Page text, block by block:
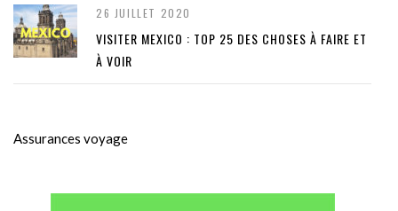
26 JUILLET 2020
VISITER MEXICO : TOP 25 DES CHOSES À FAIRE ET
À VOIR
Assurances voyage